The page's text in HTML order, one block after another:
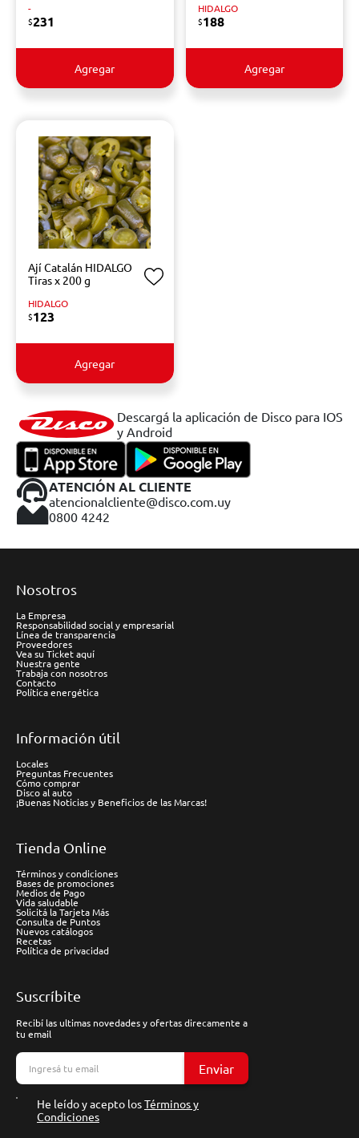
-
$231
Agregar
HIDALGO
$188
Agregar
Ají Catalán HIDALGO
Tiras x 200 g
HIDALGO
$123
Agregar
Descargá la aplicación de Disco para IOS
y Android
ATENCIÓN AL CLIENTE
atencionalcliente@disco.com.uy
0800 4242
Nosotros
La Empresa
Responsabilidad social y empresarial
Línea de transparencia
Proveedores
Vea su Ticket aquí
Nuestra gente
Trabaja con nosotros
Contacto
Política energética
Información útil
Locales
Preguntas Frecuentes
Cómo comprar
Disco al auto
¡Buenas Noticias y Beneficios de las Marcas!
Tienda Online
Términos y condiciones
Bases de promociones
Medios de Pago
Vida saludable
Solicitá la Tarjeta Más
Consulta de Puntos
Nuevos catálogos
Recetas
Política de privacidad
Suscríbite
Recibí las ultimas novedades y ofertas direcamente a
tu email
Enviar
He leído y acepto losTérminos y
Condiciones